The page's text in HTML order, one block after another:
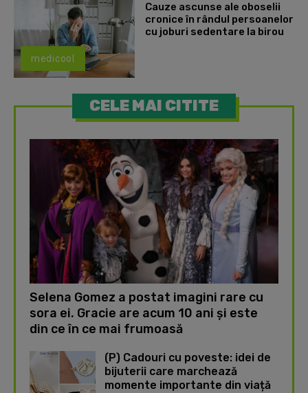
medicool
Cauze ascunse ale oboselii
cronice în rândul persoanelor
cu joburi sedentare la birou
CELE MAI CITITE
Selena Gomez a postat imagini rare cu
sora ei. Gracie are acum 10 ani și este
din ce în ce mai frumoasă
(P) Cadouri cu poveste: idei de
bijuterii care marchează
momente importante din viață